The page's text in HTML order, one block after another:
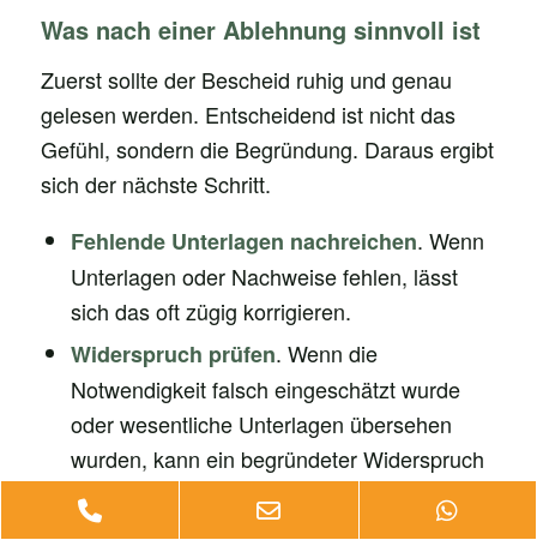
Was nach einer Ablehnung sinnvoll ist
Zuerst sollte der Bescheid ruhig und genau
gelesen werden. Entscheidend ist nicht das
Gefühl, sondern die Begründung. Daraus ergibt
sich der nächste Schritt.
Fehlende Unterlagen nachreichen. Wenn
Unterlagen oder Nachweise fehlen, lässt
sich das oft zügig korrigieren.
Widerspruch prüfen. Wenn die
Notwendigkeit falsch eingeschätzt wurde
oder wesentliche Unterlagen übersehen
wurden, kann ein begründeter Widerspruch
sinnvoll sein.